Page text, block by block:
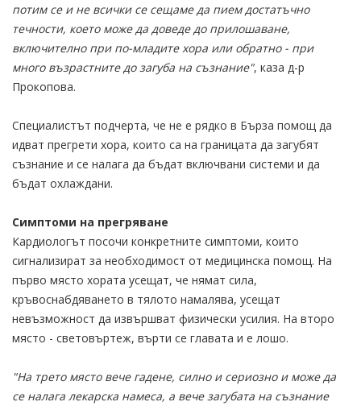
потим се и не всички се сещаме да пием достатъчно
течности, което може да доведе до прилошаване,
включително при по-младите хора или обратно - при
много възрастните до загуба на съзнание", каза д-р
Прокопова.
Специалистът подчерта, че не е рядко в Бърза помощ да
идват прегрети хора, които са на границата да загубят
съзнание и се налага да бъдат включвани системи и да
бъдат охлаждани.
Симптоми на прегряване
Кардиологът посочи конкретните симптоми, които
сигнализират за необходимост от медицинска помощ. На
първо място хората усещат, че нямат сила,
кръвоснабдяването в тялото намалява, усещат
невъзможност да извършват физически усилия. На второ
място - световъртеж, върти се главата и е лошо.
"На трето място вече гадене, силно и сериозно и може да
се налага лекарска намеса, а вече загубата на съзнание